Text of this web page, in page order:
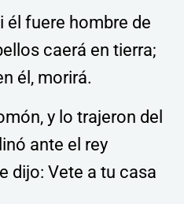
él fuere hombre de
caerá en tierra;
él, morirá.
y lo trajeron del
ante el rey
dijo: Vete a tu casa